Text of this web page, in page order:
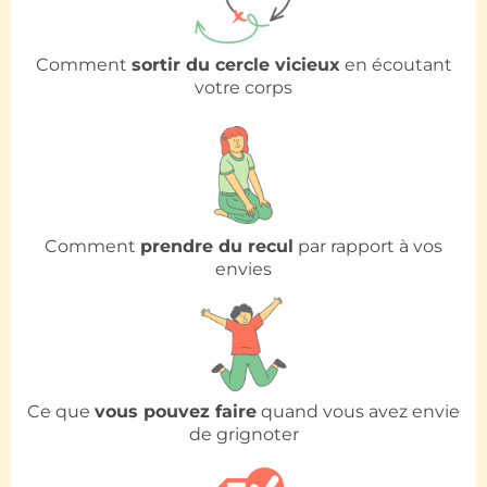
Comment sortir du cercle vicieuxen écoutant
votre corps
Comment prendre du recul par rapport à vos
envies
Ce que vous pouvez faire quand vous avez envie
de grignoter